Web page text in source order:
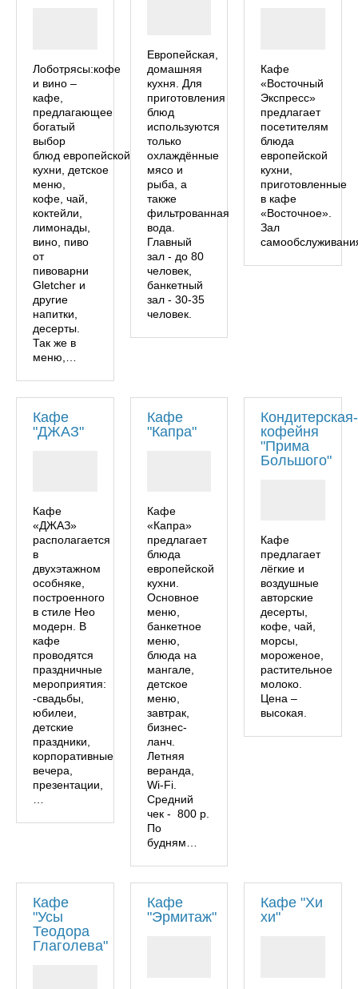
Лоботрясы:кофе
и вино –
кафе,
предлагающее
богатый
выбор
блюд европейской
кухни, детское
меню,
кофе, чай,
коктейли,
лимонады,
вино, пиво
от
пивоварни
Gletcher и
другие
напитки,
десерты.
Так же в
меню,…
Европейская,
домашняя
кухня. Для
приготовления
блюд
используются
только
охлаждённые
мясо и
рыба, а
также
фильтрованная
вода.
Главный
зал - до 80
человек,
банкетный
зал - 30-35
человек.
Кафе
«Восточный
Экспресс»
предлагает
посетителям
блюда
европейской
кухни,
приготовленные
в кафе
«Восточное».
Зал
Кафе
"ДЖАЗ"
Кафе
«ДЖАЗ»
располагается
в
двухэтажном
особняке,
построенного
в стиле Нео
модерн. В
кафе
проводятся
праздничные
мероприятия:
-свадьбы,
юбилеи,
детские
праздники,
корпоративные
вечера,
презентации,
Кафе
"Капра"
Кафе
«Капра»
предлагает
блюда
европейской
кухни.
Основное
меню,
банкетное
меню,
блюда на
мангале,
детское
меню,
завтрак,
бизнес-
ланч.
Летняя
веранда,
Wi-Fi.
Средний
чек - 800 р.
По
будням…
Кондитерская-
кофейня
"Прима
Большого"
Кафе
предлагает
лёгкие и
воздушные
авторские
десерты,
кофе, чай,
морсы,
мороженое,
растительное
молоко.
Цена –
высокая.
Кафе
"Усы
Теодора
Глаголева"
Кафе
"Эрмитаж"
Кафе "Хи
хи"